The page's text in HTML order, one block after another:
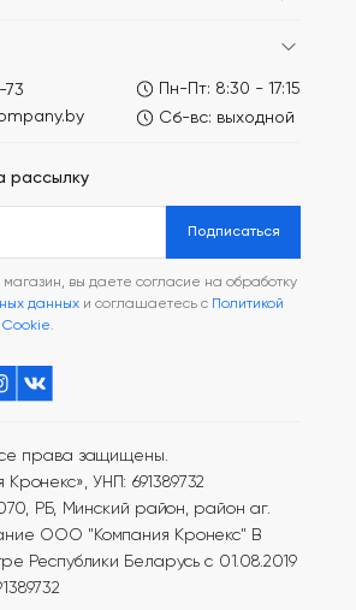
73
Пн-Пт: 8:30 - 17:15
Сб-вс: выходной
рассылку
Подписаться
вы даете согласие на обработку
данных и соглашаетесь с Политикой
Cookie.
права защищены.
УНП: 691389732
РБ, Минский район, район аг.
ООО "Компания Кронекс" В
Республики Беларусь с 01.08.2019